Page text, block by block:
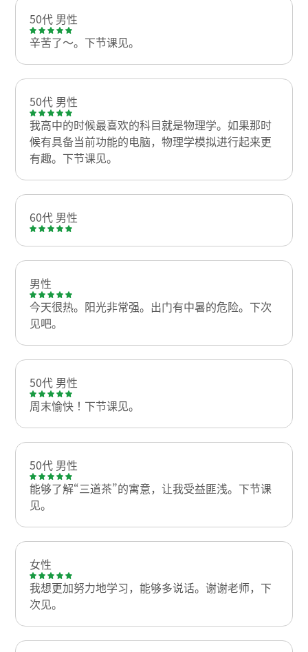
50代 男性
辛苦了～。下节课见。
50代 男性
我高中的时候最喜欢的科目就是物理学。如果那时
候有具备当前功能的电脑，物理学模拟进行起来更
有趣。下节课见。
60代 男性
男性
今天很热。阳光非常强。出门有中暑的危险。下次
见吧。
50代 男性
周末愉快！下节课见。
50代 男性
能够了解“三道茶”的寓意，让我受益匪浅。下节课
见。
女性
我想更加努力地学习，能够多说话。谢谢老师，下
次见。